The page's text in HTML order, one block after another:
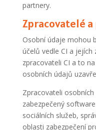
partnery.
Zpracovatelé
Osobní údaje mohou
účelů vedle CI a
zpracovateli CI a to
osobních údajů
Zpracovateli
zabezpečený
sociálních služeb,
oblasti zabezpečení